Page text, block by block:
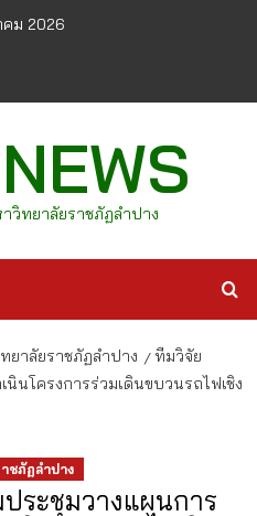
คม 2026
วิทยาลัยราชภัฏลำปาง
ยาลัยราชภัฏลำปาง
ทีมวิจัย
นโครงการร่วมเดินขบวนรถไฟเชิง
ชภัฏลำปาง
ระชุมวางแผนการ